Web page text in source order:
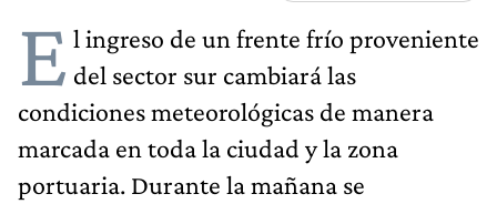
E l ingreso de un frente frío proveniente
del sector sur cambiará las
condiciones meteorológicas de manera
marcada en toda la ciudad y la zona
portuaria. Durante la mañana se